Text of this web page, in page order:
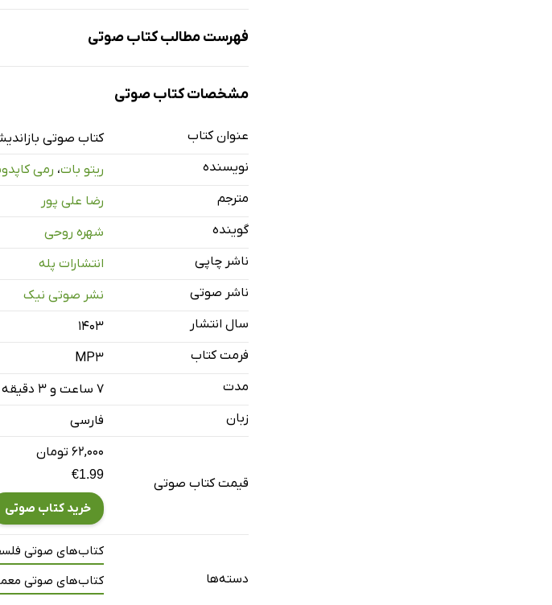
فهرست مطالب کتاب صوتی
نمونه
معرفی کتاب
سخن دبیر مجموعه
مقدمه- قسمت اول
مقدمه- قسمت دوم
بخش اول: نقش پاسخ زیبایی‌شناسی در زندگی
دو- قسمت سوم
دو- قسمت ششم
مشخصات کتاب صوتی
عنوان کتاب
کتاب صوتی
نویسنده
ریتو بات، رمی
مترجم
رضا علی پور
گوینده
شهره روحی
ناشر چاپی
انتشارات پله
ناشر صوتی
نشر صوتی نیک
سال انتشار
۱۴۰۳
فرمت کتاب
MP3
مدت
۷ ساعت و ۳ دقیقه
زبان
فارسی
قیمت کتاب صوتی
۶۲,۰۰۰ تومان
€1.99
خرید کتاب صوتی
دسته‌ها
کتاب‌های صوتی
کتاب‌های صوتی